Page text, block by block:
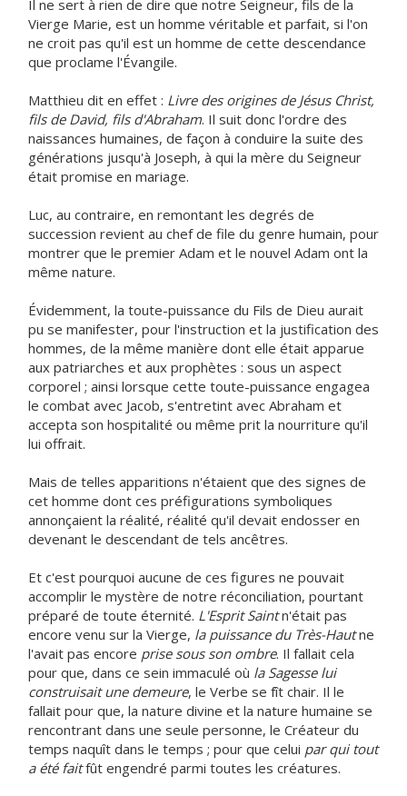
Il ne sert à rien de dire que notre Seigneur, fils de la
Vierge Marie, est un homme véritable et parfait, si l'on
ne croit pas qu'il est un homme de cette descendance
que proclame l'Évangile.
Matthieu dit en effet : Livre des origines de Jésus Christ,
fils de David, fils d'Abraham. Il suit donc l'ordre des
naissances humaines, de façon à conduire la suite des
générations jusqu'à Joseph, à qui la mère du Seigneur
était promise en mariage.
Luc, au contraire, en remontant les degrés de
succession revient au chef de file du genre humain, pour
montrer que le premier Adam et le nouvel Adam ont la
même nature.
Évidemment, la toute-puissance du Fils de Dieu aurait
pu se manifester, pour l'instruction et la justification des
hommes, de la même manière dont elle était apparue
aux patriarches et aux prophètes : sous un aspect
corporel ; ainsi lorsque cette toute-puissance engagea
le combat avec Jacob, s'entretint avec Abraham et
accepta son hospitalité ou même prit la nourriture qu'il
lui offrait.
Mais de telles apparitions n'étaient que des signes de
cet homme dont ces préfigurations symboliques
annonçaient la réalité, réalité qu'il devait endosser en
devenant le descendant de tels ancêtres.
Et c'est pourquoi aucune de ces figures ne pouvait
accomplir le mystère de notre réconciliation, pourtant
préparé de toute éternité. L'Esprit Saintn'était pas
encore venu sur la Vierge, la puissance du Très-Hautne
l'avait pas encore prise sous son ombre. Il fallait cela
pour que, dans ce sein immaculé où la Sagesse lui
construisait une demeure, le Verbe se fît chair. Il le
fallait pour que, la nature divine et la nature humaine se
rencontrant dans une seule personne, le Créateur du
temps naquît dans le temps ; pour que celui par qui tout
a été faitfût engendré parmi toutes les créatures.